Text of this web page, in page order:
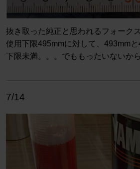
抜き取った純正と思われるフォーク
使用下限495mmに対して、493mm
下限未満。。。でももったいないか
7/14